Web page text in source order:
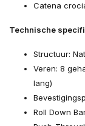
Catena
Technische
Structuur:
Veren: 8
lang)
Roll Down